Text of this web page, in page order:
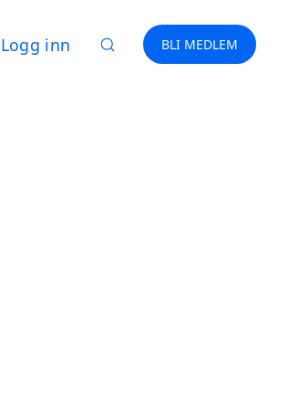
Logg inn BLI MEDLEM